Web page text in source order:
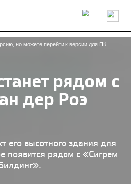
Интерьер Пресса
Архитекторы
Книги Вакансии
конкурсов
Блог
Исследование
Мнение
Результаты конкурса
Образование
Урбанистика
но можете перейти к версии для ПК
рядом с
дер Роэ
его высотного здания для
появится рядом с «Сигрем